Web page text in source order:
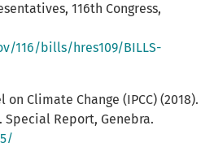
116th Congress,
116/bills/hres109/BILLS-
Climate Change (IPCC) (2018).
Special Report, Genebra.